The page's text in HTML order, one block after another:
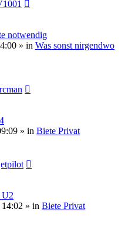
notwendig
» in Was sonst nirgendwo
» in Biete Privat
U2
» in Biete Privat